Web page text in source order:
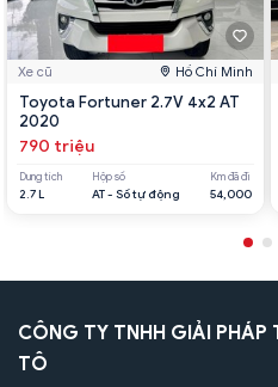
Xe cũ Hồ Chí Minh
Toyota Fortuner 2.7V 4x2 AT
2020
790 triệu
Dung tích
2.7 L
Hộp số
AT - Số tự động
Km đã đi
54,000
CÔNG TY TNHH GIẢI
TÔ